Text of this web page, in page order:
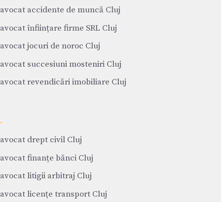
avocat accidente de muncă Cluj
avocat înființare firme SRL Cluj
avocat jocuri de noroc Cluj
avocat succesiuni mosteniri Cluj
avocat revendicări imobiliare Cluj
avocat drept civil Cluj
avocat finanțe bănci Cluj
avocat litigii arbitraj Cluj
avocat licențe transport Cluj